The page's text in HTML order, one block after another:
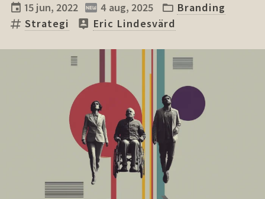
15 jun, 2022 4 aug, 2025
Branding
Strategi
Eric Lindesvärd